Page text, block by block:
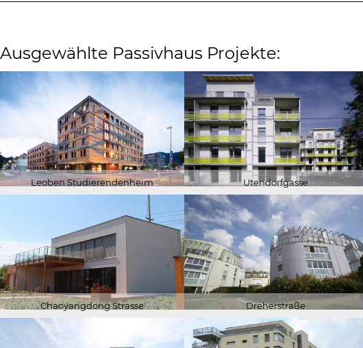
Ausgewählte Passivhaus Projekte:
Leoben Studierendenheim Utendorfgasse
Chaoyangdong Strasse Dreherstraße